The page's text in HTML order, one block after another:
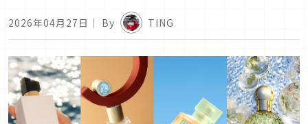
2026年04月27日 ｜ By TING